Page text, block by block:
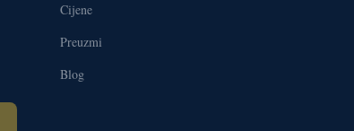
Cijene
Preuzmi
Blog